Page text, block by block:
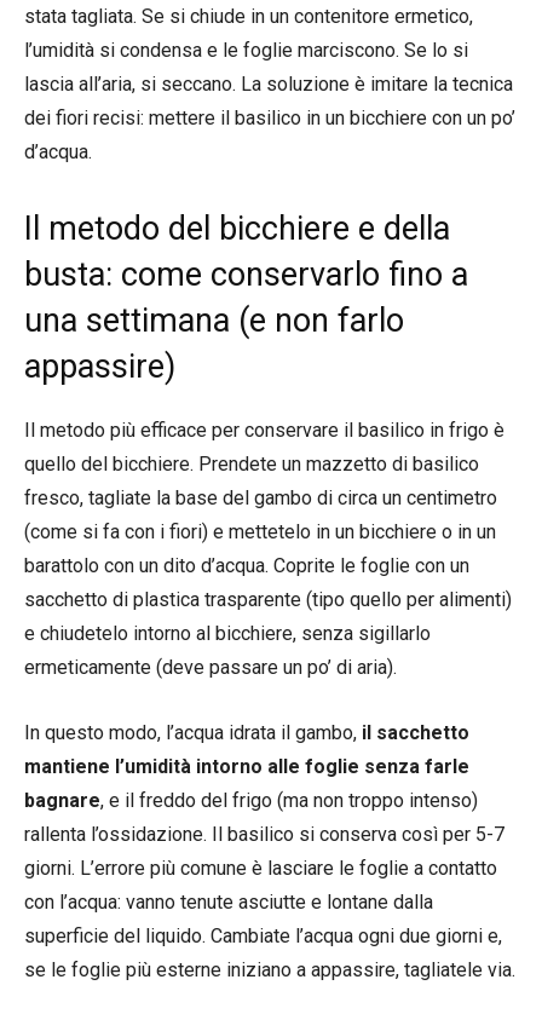
stata tagliata. Se si chiude in un contenitore ermetico,
l’umidità si condensa e le foglie marciscono. Se lo si
lascia all’aria, si seccano. La soluzione è imitare la tecnica
dei fiori recisi: mettere il basilico in un bicchiere con un po’
d’acqua.
Il metodo del bicchiere e della
busta: come conservarlo fino a
una settimana (e non farlo
appassire)
Il metodo più efficace per conservare il basilico in frigo è
quello del bicchiere. Prendete un mazzetto di basilico
fresco, tagliate la base del gambo di circa un centimetro
(come si fa con i fiori) e mettetelo in un bicchiere o in un
barattolo con un dito d’acqua. Coprite le foglie con un
sacchetto di plastica trasparente (tipo quello per alimenti)
e chiudetelo intorno al bicchiere, senza sigillarlo
ermeticamente (deve passare un po’ di aria).
In questo modo, l’acqua idrata il gambo, il sacchetto
mantiene l’umidità intorno alle foglie senza farle
bagnare, e il freddo del frigo (ma non troppo intenso)
rallenta l’ossidazione. Il basilico si conserva così per 5-7
giorni. L’errore più comune è lasciare le foglie a contatto
con l’acqua: vanno tenute asciutte e lontane dalla
superficie del liquido. Cambiate l’acqua ogni due giorni e,
se le foglie più esterne iniziano a appassire, tagliatele via.